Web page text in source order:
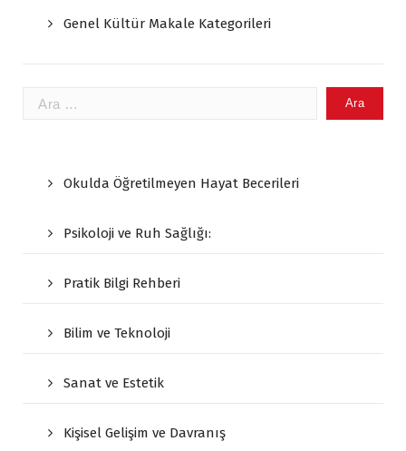
Genel Kültür Makale Kategorileri
Arama:
Okulda Öğretilmeyen Hayat Becerileri
Psikoloji ve Ruh Sağlığı:
Pratik Bilgi Rehberi
Bilim ve Teknoloji
Sanat ve Estetik
Kişisel Gelişim ve Davranış